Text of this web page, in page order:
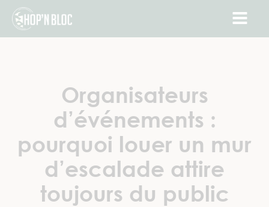
Organisateurs
d’événements :
pourquoi louer un mur
d’escalade attire
toujours du public